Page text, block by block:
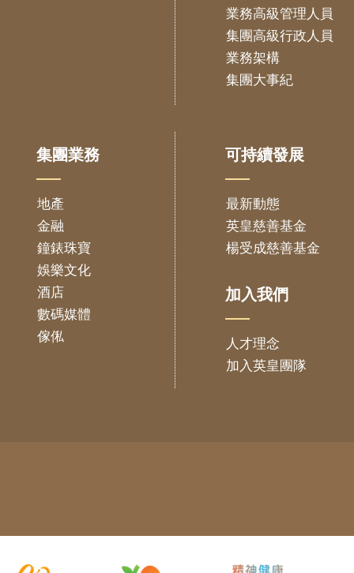
業務高級管理人員
集團高級行政人員
業務架構
集團大事紀
集團業務
地產
金融
鐘錶珠寶
娛樂文化
酒店
數碼媒體
傢俬
可持續發展
最新動態
英皇慈善基金
楊受成慈善基金
加入我們
人才理念
加入英皇團隊